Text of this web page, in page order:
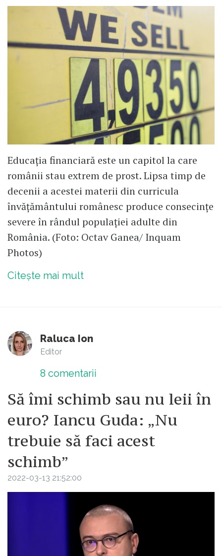
Educația financiară este un capitol la care
românii stau extrem de prost. Lipsa timp de
decenii a acestei materii din curricula
învățământului românesc produce consecințe
severe în rândul populației adulte din
România. (Foto: Octav Ganea/ Inquam
Photos)
Citește mai mult
Raluca Ion
Editor
8 comentarii
Să îmi schimb sau nu leii în
euro? Iancu Guda: „Nu
trebuie să faci acest
schimb”
2022-03-13 21:52:00